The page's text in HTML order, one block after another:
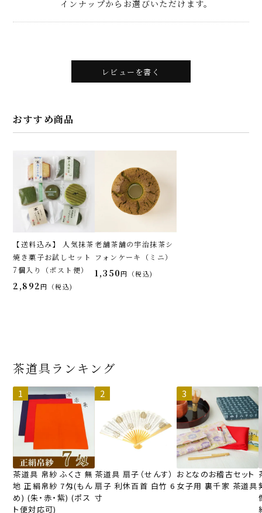
インナップからお選びいただけます。
レビューを書く
おすすめ商品
【送料込み】 人気抹茶
焼き菓子お試しセット
7個入り（ポスト便）
2,892 税込
老舗茶舗の宇治抹茶シ
フォンケーキ（ミニ）
1,350 税込
茶道具ランキング
茶道具 帛紗 ふくさ 無
地 正絹帛紗 7匁(もん
め) (朱・赤・紫) (ポス
ト便対応可)
茶道具 扇子（せんす）
扇子 利休百首 白竹 6
寸
おとなのお稽古セット
女子用 裏千家 茶道具